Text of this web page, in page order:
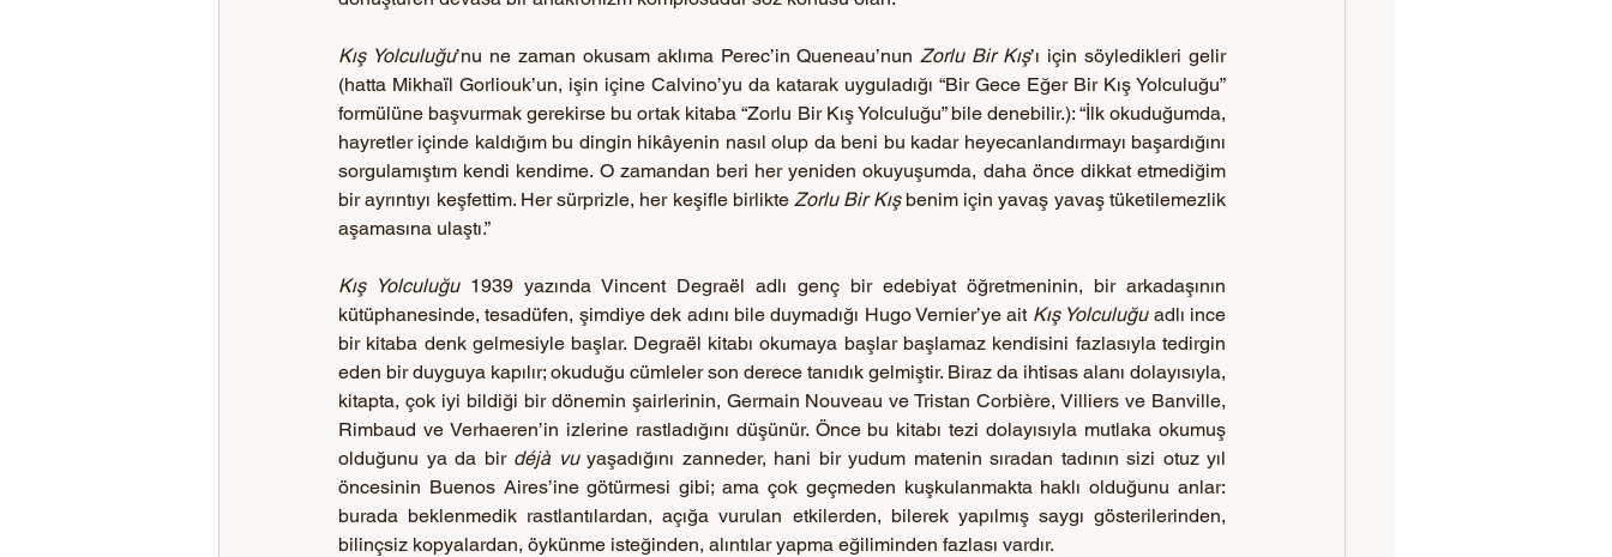
Kış Yolculuğu’nu ne zaman okusam aklıma Perec’in Queneau’nun Zorlu Bir Kış’ı için söyledikleri gelir
(hatta Mikhaïl Gorliouk’un, işin içine Calvino’yu da katarak uyguladığı “Bir Gece Eğer Bir Kış Yolculuğu”
formülüne başvurmak gerekirse bu ortak kitaba “Zorlu Bir Kış Yolculuğu” bile denebilir.): “İlk okuduğumda,
hayretler içinde kaldığım bu dingin hikâyenin nasıl olup da beni bu kadar heyecanlandırmayı başardığını
sorgulamıştım kendi kendime. O zamandan beri her yeniden okuyuşumda, daha önce dikkat etmediğim
bir ayrıntıyı keşfettim. Her sürprizle, her keşifle birlikte Zorlu Bir Kış benim için yavaş yavaş tüketilemezlik
aşamasına ulaştı.”
Kış Yolculuğu 1939 yazında Vincent Degraël adlı genç bir edebiyat öğretmeninin, bir arkadaşının
kütüphanesinde, tesadüfen, şimdiye dek adını bile duymadığı Hugo Vernier’ye ait Kış Yolculuğu adlı ince
bir kitaba denk gelmesiyle başlar. Degraël kitabı okumaya başlar başlamaz kendisini fazlasıyla tedirgin
eden bir duyguya kapılır; okuduğu cümleler son derece tanıdık gelmiştir. Biraz da ihtisas alanı dolayısıyla,
kitapta, çok iyi bildiği bir dönemin şairlerinin, Germain Nouveau ve Tristan Corbière, Villiers ve Banville,
Rimbaud ve Verhaeren’in izlerine rastladığını düşünür. Önce bu kitabı tezi dolayısıyla mutlaka okumuş
olduğunu ya da bir déjà vu yaşadığını zanneder, hani bir yudum matenin sıradan tadının sizi otuz yıl
öncesinin Buenos Aires’ine götürmesi gibi; ama çok geçmeden kuşkulanmakta haklı olduğunu anlar:
burada beklenmedik rastlantılardan, açığa vurulan etkilerden, bilerek yapılmış saygı gösterilerinden,
bilinçsiz kopyalardan, öykünme isteğinden, alıntılar yapma eğiliminden fazlası vardır.